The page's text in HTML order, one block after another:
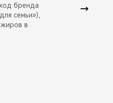
бренда
семьи»),
в